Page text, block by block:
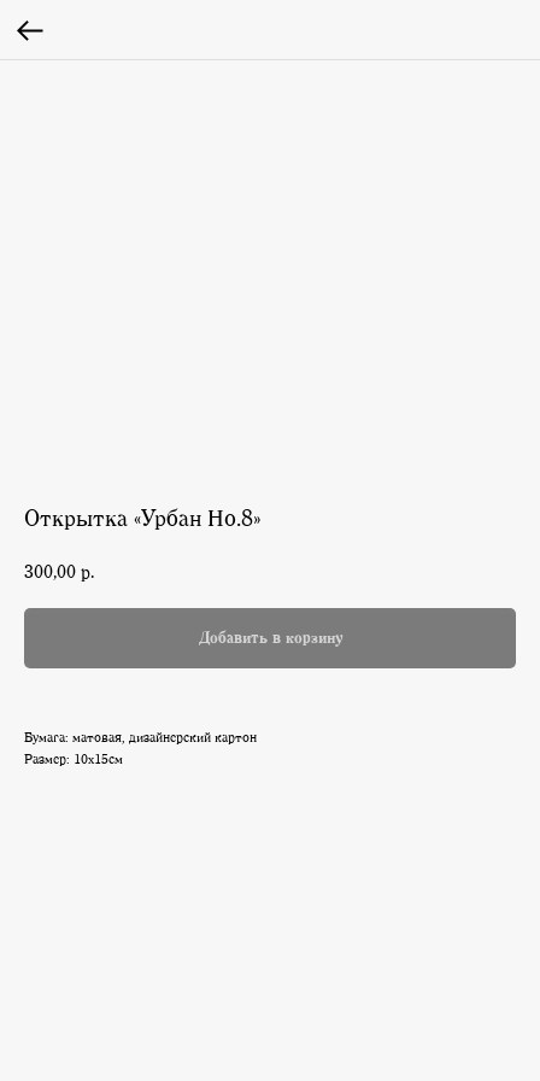
Открытка «Урбан Но.8»
300,00 р.
Добавить в корзину
Бумага: матовая, дизайнерский картон
Размер: 10х15см